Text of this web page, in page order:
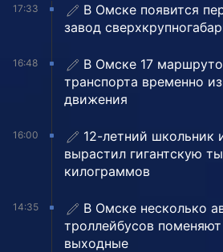
17:33
В Омске появится
завод
16:48
В Омске 17
транспорта временно
движения
16:00
12-летний школьник
вырастил гигантскую
килограммов
14:35
В Омске несколько
троллейбусов
выходные